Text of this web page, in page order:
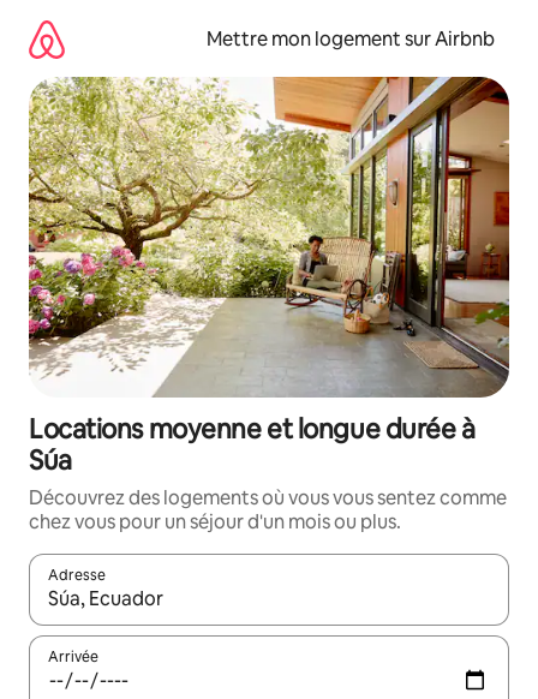
directement
contenu
Mettre mon logement sur Airbnb
Locations moyenne et longue durée à
Súa
Découvrez des logements où vous vous sentez comme
chez vous pour un séjour d'un mois ou plus.
Adresse
Lorsque les résultats s'affichent, utilisez les flèches vers le
Arrivée